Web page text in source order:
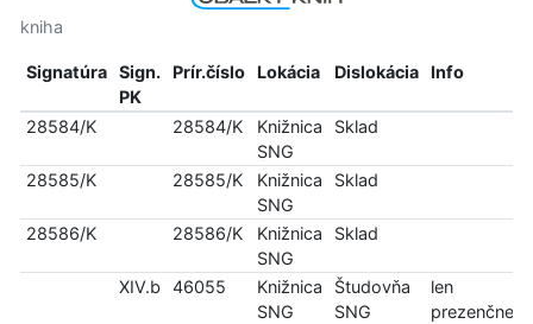
kniha
Signatúra
Sign.
PK
Prír.číslo Lokácia Dislokácia Info
28584/K 28584/K
Knižnica
SNG
Sklad
28585/K 28585/K
Knižnica
SNG
Sklad
28586/K 28586/K
Knižnica
SNG
Sklad
XIV.b 46055
Knižnica
SNG
Študovňa
SNG
len
prezenčne